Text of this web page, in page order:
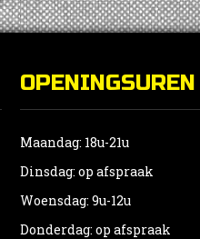
OPENINGSUREN
Maandag: 18u-21u
Dinsdag: op afspraak
Woensdag: 9u-12u
Donderdag: op afspraak